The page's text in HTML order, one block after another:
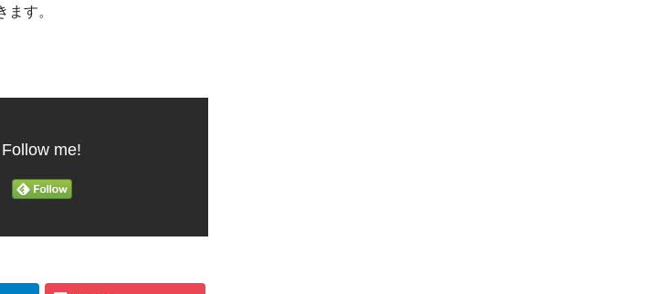
す。
Follow me!